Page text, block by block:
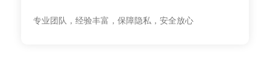
专业团队，经验丰富，保障隐私，安全放心